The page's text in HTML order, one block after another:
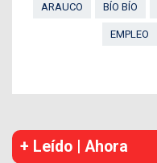
ARAUCO
BÍO BÍO
EMPLEO
+ Leído | Ahora